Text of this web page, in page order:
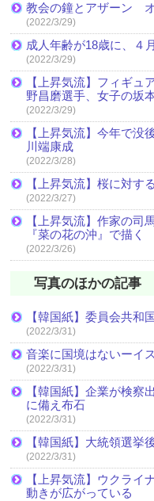
教会の鐘とアザーン
(2022/3/29)
成人年齢が18歳に、４
(2022/3/29)
【上昇気流】フィギュ
野昌磨選手、女子の坂
(2022/3/29)
【上昇気流】今年で没
川端康成
(2022/3/28)
【上昇気流】桜に対す
(2022/3/27)
【上昇気流】作家の司
『菜の花の沖』で描く
(2022/3/26)
写真のほかの記事
【韓国紙】委員会共和
(2022/3/31)
音楽に国境はないーイ
(2022/3/31)
【韓国紙】企業が検
に備え布石
(2022/3/31)
【韓国紙】大統領選挙
(2022/3/31)
【上昇気流】ウクライ
動きが広がっている